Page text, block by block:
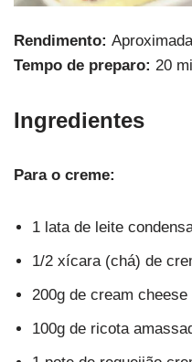
Rendimento:
Tempo de preparo: 20
Ingredientes
Para o creme:
1 lata de leite
1/2 xícara (chá) de
200g de cream cheese
100g de ricota